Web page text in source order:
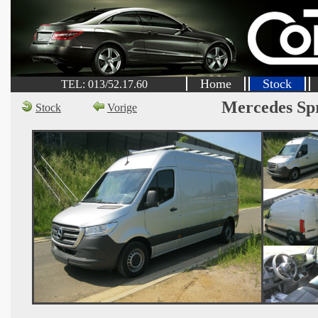
TEL: 013/52.17.60 Home Stock
Stock Vorige Mercedes